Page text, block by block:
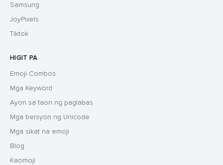
Samsung
JoyPixels
Tiktok
HIGIT PA
Emoji Combos
Mga Keyword
Ayon sa taon ng paglabas
Mga bersyon ng Unicode
Mga sikat na emoji
Blog
Kaomoji